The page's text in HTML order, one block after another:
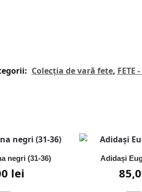
Colecția de vară fete, FETE
negri (31-36)
lei
Adidași